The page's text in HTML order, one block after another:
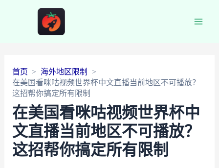
首页
海外地区限制
在美国看咪咕视频世界杯中文直播当前地区不可播放？
这招帮你搞定所有限制
在美国看咪咕视频世界杯中
文直播当前地区不可播放？
这招帮你搞定所有限制